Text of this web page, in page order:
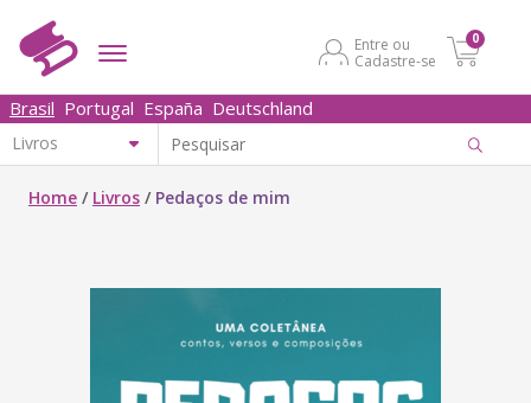
Entre ou
Cadastre-se
0
Brasil Portugal España Deutschland
Home / Livros / Pedaços de mim